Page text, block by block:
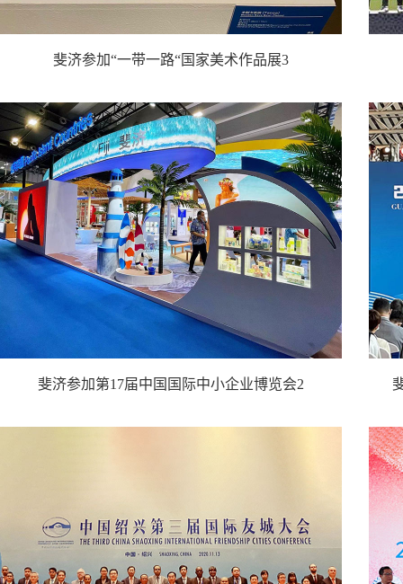
斐济参加“一带一路“国家美术作品展3
斐济参加第17届中国国际中小企业博览会2